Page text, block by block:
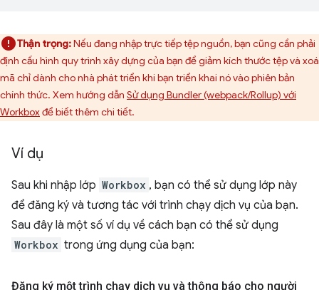
Thận trọng:Nếu đang nhập trực tiếp tệp nguồn, bạn cũng cần phải
định cấu hình quy trình xây dựng của bạn để giảm kích thước tệp và xoá
mã chỉ dành cho nhà phát triển khi bạn triển khai nó vào phiên bản
chính thức. Xem hướng dẫn Sử dụng Bundler (webpack/Rollup) với
Workboxđể biết thêm chi tiết.
Ví dụ
Sau khi nhập lớp Workbox , bạn có thể sử dụng lớp này
để đăng ký và tương tác với trình chạy dịch vụ của bạn.
Sau đây là một số ví dụ về cách bạn có thể sử dụng
Workbox trong ứng dụng của bạn:
Đăng ký một trình chạy dịch vụ và thông báo cho người